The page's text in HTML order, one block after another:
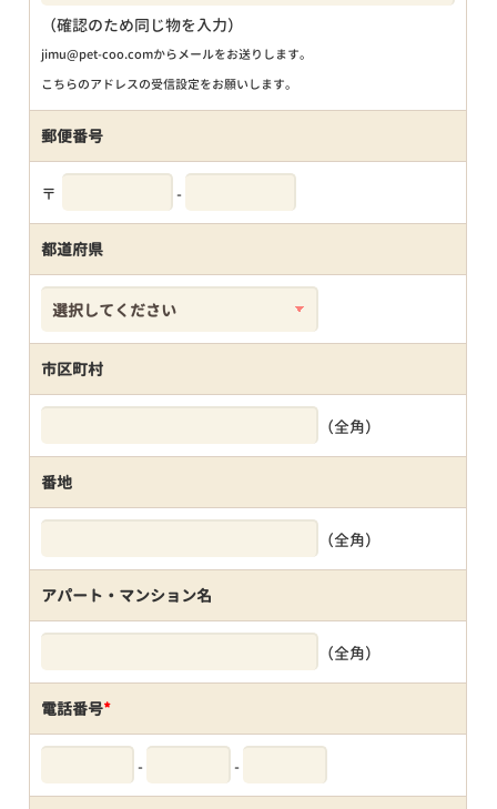
（確認のため同じ物を入力）
jimu@pet-coo.comからメールをお送りします。
こちらのアドレスの受信設定をお願いします。
郵便番号
〒 -
都道府県
市区町村
（全角）
番地
（全角）
アパート・マンション名
（全角）
電話番号*
- -